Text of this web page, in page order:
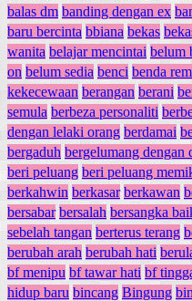
balas dm banding dengan ex
baru bercinta bbiana bekas
wanita belajar mencintai belum
on belum sedia benci benda
kekecewaan berangan berani
semula berbeza personaliti
dengan lelaki orang berdamai
bergaduh bergelumang dengan
beri peluang beri peluang
berkahwin berkasar berkawan
bersabar bersalah bersangka
sebelah tangan berterus terang
berubah arah berubah hati
bf menipu bf tawar hati bf
hidup baru bincang Bingung